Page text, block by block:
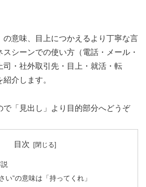
の意味、目上につかえるより丁寧な言
シーンでの使い方（電話・メール・
司・社外取引先・目上・就活・転
介します。
「見出し」より目的部分へどうぞ
目次
い”の意味は「持ってくれ」